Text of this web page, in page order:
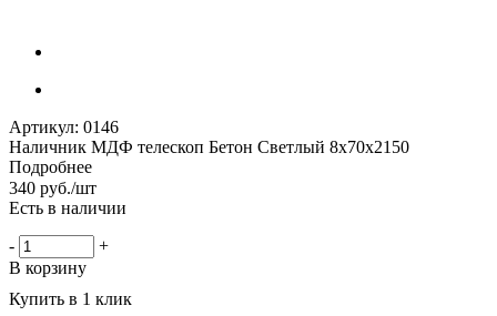
Артикул: 0146
Наличник МДФ телескоп Бетон Светлый 8х70х2150
Подробнее
340 руб./шт
Есть в наличии
-
+
В корзину
Купить в 1 клик